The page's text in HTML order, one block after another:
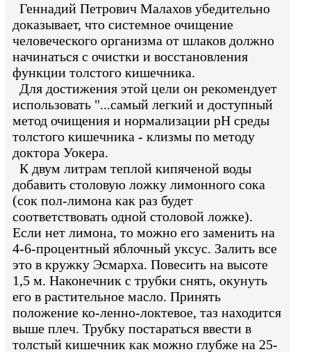
Геннадий Петрович Малахов убедительно
доказывает, что системное очищение
человеческого организма от шлаков должно
начинаться с очистки и восстановления
функции толстого кишечника.
Для достижения этой цели он рекомендует
использовать "...самый легкий и доступный
метод очищения и нормализации рН среды
толстого кишечника - клизмы по методу
доктора Уокера.
К двум литрам теплой кипяченой воды
добавить столовую ложку лимонного сока
(сок пол-лимона как раз будет
соответствовать одной столовой ложке).
Если нет лимона, то можно его заменить на
4-6-процентный яблочный уксус. Залить все
это в кружку Эсмарха. Повесить на высоте
1,5 м. Наконечник с трубки снять, окунуть
его в растительное масло. Принять
положение ко-ленно-локтевое, таз находится
выше плеч. Трубку постараться ввести в
толстый кишечник как можно глубже на 25-